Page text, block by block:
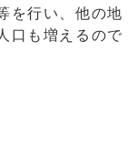
を行い、他の地
口も増えるので